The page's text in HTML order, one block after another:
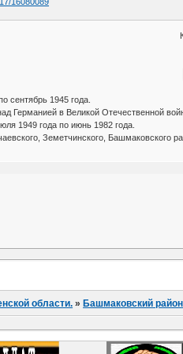
сентябрь 1945 года.
Германией в Великой Отечественной
1949 года по июнь 1982 года.
Земетчинского, Башмаковского
области. » Башмаковский район